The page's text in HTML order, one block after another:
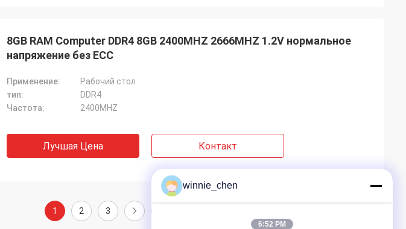
8GB RAM Computer DDR4 8GB 2400MHZ 2666MHZ 1.2V нормальное
напряжение без ECC
Применение:
Рабочий стол
тип:
DDR4
Частота:
2400MHZ
Лучшая Цена Контакт
1 2 3
winnie_chen
6:52 PM